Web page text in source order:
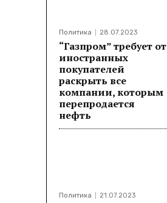
Политика 28.07.2023
“Газпром” требует от
иностранных
покупателей
раскрыть все
компании, которым
перепродается
нефть
Политика 21.07.2023